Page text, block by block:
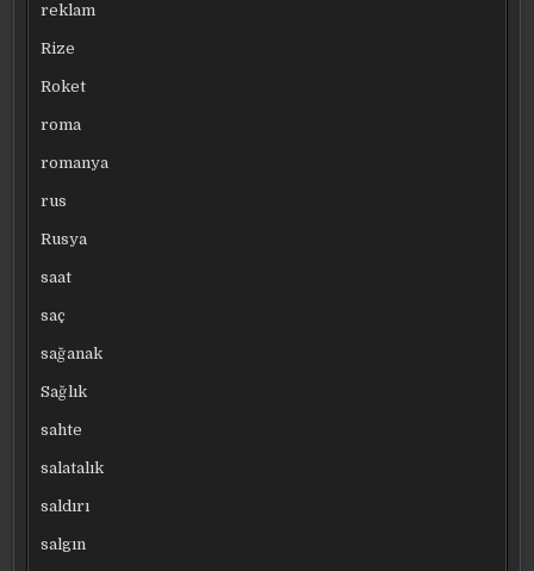
reklam
Rize
Roket
roma
romanya
rus
Rusya
saat
saç
sağanak
Sağlık
sahte
salatalık
saldırı
salgın